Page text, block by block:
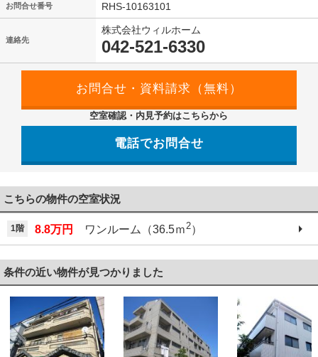
お問合せ番号 RHS-10163101
連絡先
株式会社ウィルホーム
042-521-6330
空室確認・内見予約はこちらから
電話でお問合せ
こちらの物件の空室状況
1階 8.8万円 ワンルーム（36.5ｍ2）
条件の近い物件が見つかりました